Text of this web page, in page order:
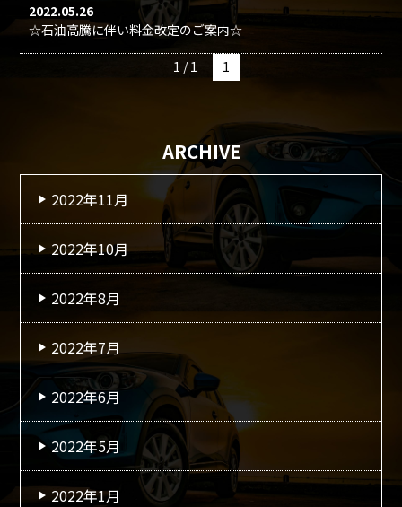
ARCHIVE
2022年11月
2022年10月
2022年8月
2022年7月
2022年6月
2022年5月
2022年1月
2022.05.26
☆石油高騰に伴い料金改定のご案内☆
1 / 1 1